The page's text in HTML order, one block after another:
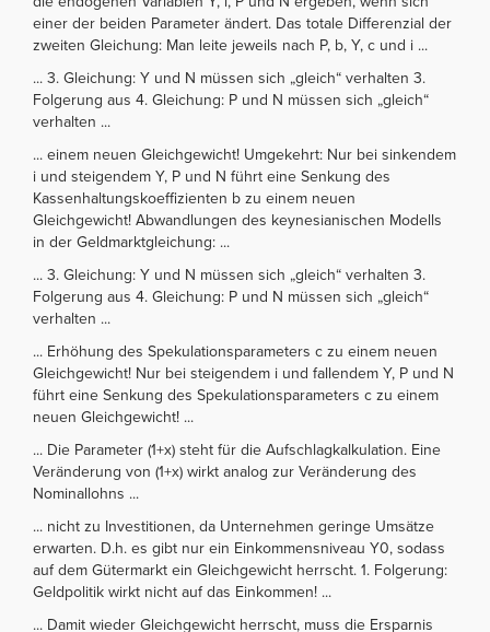
einer der beiden Parameter ändert. Das totale Differenzial der
zweiten Gleichung: Man leite jeweils nach P, b, Y, c und i ...
... 3. Gleichung: Y und N müssen sich „gleich“ verhalten 3.
Folgerung aus 4. Gleichung: P und N müssen sich „gleich“
verhalten ...
... einem neuen Gleichgewicht! Umgekehrt: Nur bei sinkendem
i und steigendem Y, P und N führt eine Senkung des
Kassenhaltungskoeffizienten b zu einem neuen
Gleichgewicht! Abwandlungen des keynesianischen Modells
in der Geldmarktgleichung: ...
... 3. Gleichung: Y und N müssen sich „gleich“ verhalten 3.
Folgerung aus 4. Gleichung: P und N müssen sich „gleich“
verhalten ...
... Erhöhung des Spekulationsparameters c zu einem neuen
Gleichgewicht! Nur bei steigendem i und fallendem Y, P und N
führt eine Senkung des Spekulationsparameters c zu einem
neuen Gleichgewicht! ...
... Die Parameter (1+x) steht für die Aufschlagkalkulation. Eine
Veränderung von (1+x) wirkt analog zur Veränderung des
Nominallohns ...
... nicht zu Investitionen, da Unternehmen geringe Umsätze
erwarten. D.h. es gibt nur ein Einkommensniveau Y0, sodass
auf dem Gütermarkt ein Gleichgewicht herrscht. 1. Folgerung:
Geldpolitik wirkt nicht auf das Einkommen! ...
... Damit wieder Gleichgewicht herrscht, muss die Ersparnis